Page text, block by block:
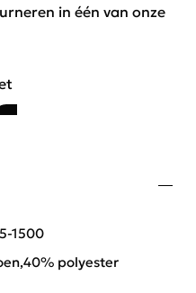
in één van onze
1500
polyester